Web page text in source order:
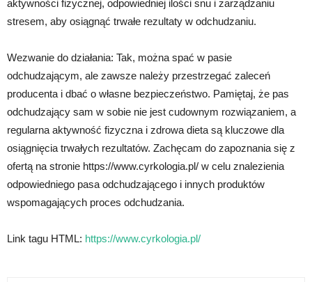
aktywności fizycznej, odpowiedniej ilości snu i zarządzaniu
stresem, aby osiągnąć trwałe rezultaty w odchudzaniu.
Wezwanie do działania: Tak, można spać w pasie
odchudzającym, ale zawsze należy przestrzegać zaleceń
producenta i dbać o własne bezpieczeństwo. Pamiętaj, że pas
odchudzający sam w sobie nie jest cudownym rozwiązaniem, a
regularna aktywność fizyczna i zdrowa dieta są kluczowe dla
osiągnięcia trwałych rezultatów. Zachęcam do zapoznania się z
ofertą na stronie https://www.cyrkologia.pl/ w celu znalezienia
odpowiedniego pasa odchudzającego i innych produktów
wspomagających proces odchudzania.
Link tagu HTML: https://www.cyrkologia.pl/